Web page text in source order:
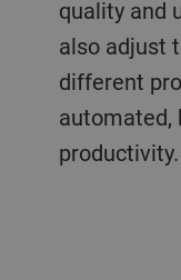
quality and
also adjust
different
automated,
productivity.
can use
products.
the oats to
groats to
flour.
grinding